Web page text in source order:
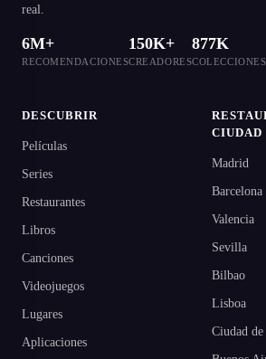
real.
6M+
RECOMENDACIONES
150K+
CREADORES
877K
COLECCIONES
DESCUBRIR
Películas
Series
Restaurantes
Libros
Canciones
Videojuegos
Lugares
Aplicaciones
CIUDAD
Madrid
Barcelona
Valencia
Sevilla
Bilbao
Lisboa
Ciudad